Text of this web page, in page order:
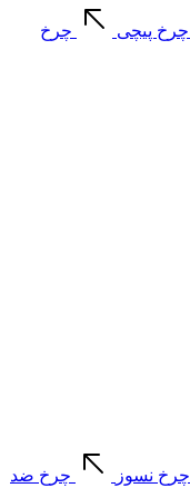
چرخ پیچی چرخ
چرخ نسوز چرخ ضد